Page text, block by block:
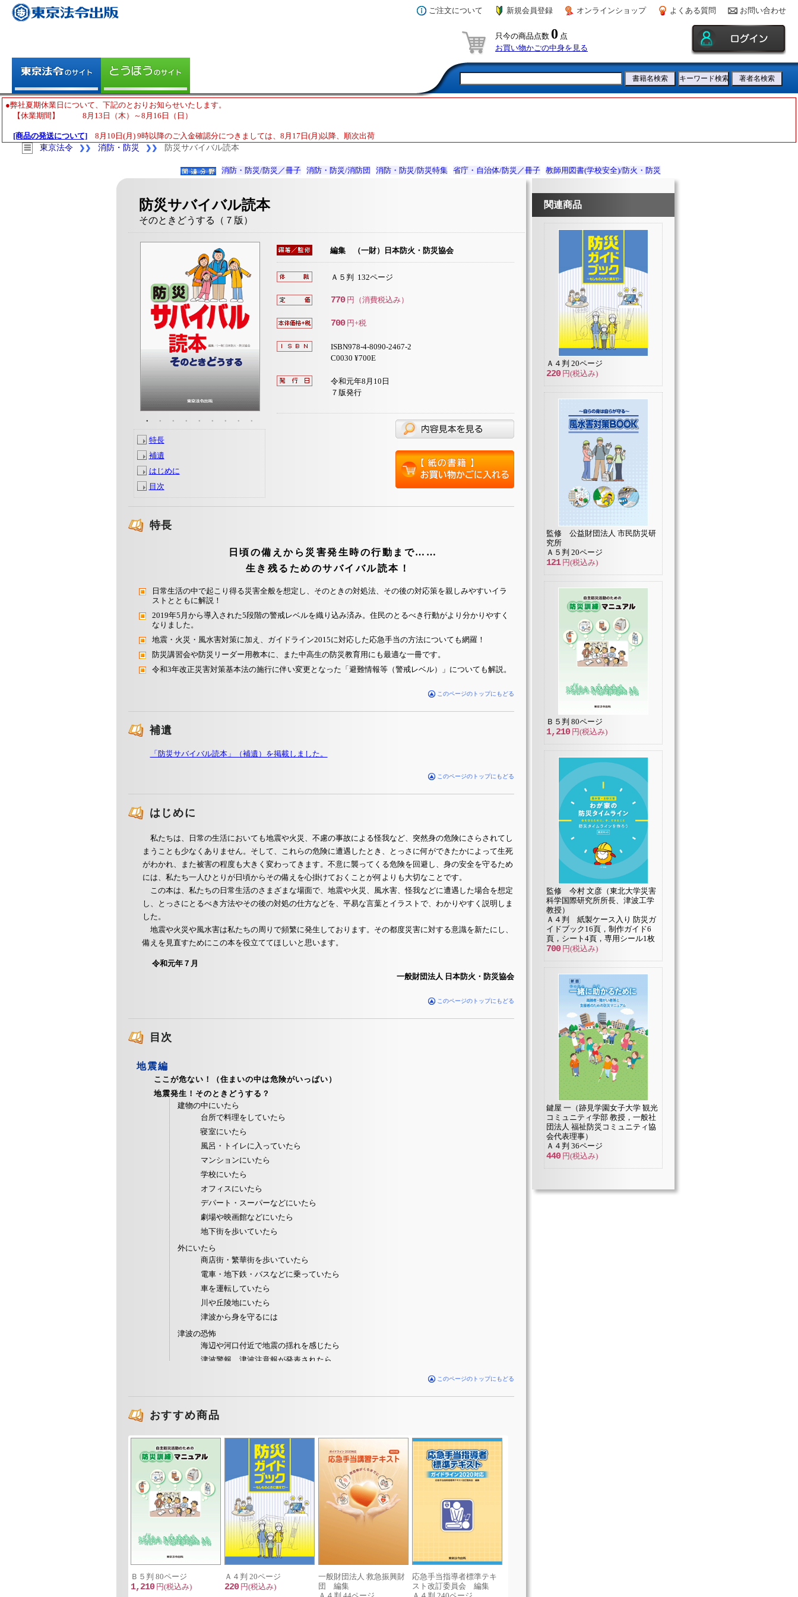
ご注文について 新規会員登録 オンラインショップ よくある質問 お問い合わせ
只今の商品点数 0 点
お買い物かごの中身を見る
●弊社夏期休業日について、下記のとおりお知らせいたします。
【休業期間】 8月13日（木）～8月16日（日）
[商品の発送について] 8月10日(月) 9時以降のご入金確認分につきましては、8月17日(月)以降、順次出荷
☰ 東京法令 ❯❯ 消防・防災 ❯❯ 防災サバイバル読本
消防・防災/防災／冊子 消防・防災/消防団 消防・防災/防災特集 省庁・自治体/防災／冊子 教師用図書(学校安全)/防火・防災
防災サバイバル読本
そのときどうする（７版）
【 内容見本 】
【 内容見本 】
【 内容見本 】
【 内容見本 】
【 内容見本 】
【 内容見本 】
【 内容見本 】
【 内容見本 】
特長
補遺
はじめに
目次
編集 （一財）日本防火・防災協会
Ａ５判 132ページ
770円（消費税込み）
700円+税
ISBN978-4-8090-2467-2
C0030 ¥700E
令和元年8月10日
７版発行
特長
日頃の備えから災害発生時の行動まで……
生き残るためのサバイバル読本！
日常生活の中で起こり得る災害全般を想定し、そのときの対処法、その後の対応策を親しみやすいイラ
ストとともに解説！
2019年5月から導入された5段階の警戒レベルを織り込み済み。住民のとるべき行動がより分かりやすく
なりました。
地震・火災・風水害対策に加え、ガイドライン2015に対応した応急手当の方法についても網羅！
防災講習会や防災リーダー用教本に、また中高生の防災教育用にも最適な一冊です。
令和3年改正災害対策基本法の施行に伴い変更となった「避難情報等（警戒レベル）」についても解説。
このページのトップにもどる
補遺
「防災サバイバル読本」（補遺）を掲載しました。
このページのトップにもどる
はじめに
私たちは、日常の生活においても地震や火災、不慮の事故による怪我など、突然身の危険にさらされてし
まうことも少なくありません。そして、これらの危険に遭遇したとき、とっさに何ができたかによって生死
がわかれ、また被害の程度も大きく変わってきます。不意に襲ってくる危険を回避し、身の安全を守るため
には、私たち一人ひとりが日頃からその備えを心掛けておくことが何よりも大切なことです。
この本は、私たちの日常生活のさまざまな場面で、地震や火災、風水害、怪我などに遭遇した場合を想定
し、とっさにとるべき方法やその後の対処の仕方などを、平易な言葉とイラストで、わかりやすく説明しま
した。
地震や火災や風水害は私たちの周りで頻繁に発生しております。その都度災害に対する意識を新たにし、
備えを見直すためにこの本を役立ててほしいと思います。
令和元年７月
一般財団法人 日本防火・防災協会
このページのトップにもどる
目次
地震編
ここが危ない！（住まいの中は危険がいっぱい）
地震発生！そのときどうする？
建物の中にいたら
台所で料理をしていたら
寝室にいたら
風呂・トイレに入っていたら
マンションにいたら
学校にいたら
オフィスにいたら
デパート・スーパーなどにいたら
劇場や映画館などにいたら
地下街を歩いていたら
外にいたら
商店街・繁華街を歩いていたら
電車・地下鉄・バスなどに乗っていたら
車を運転していたら
川や丘陵地にいたら
津波から身を守るには
津波の恐怖
海辺や河口付近で地震の揺れを感じたら
津波警報、津波注意報が発表されたら
地震発生！その後どうする？
建物が倒れる！
火災が起きる！
もし、火災になったら
地域ぐるみで消火しよう
火災を消し止める
避難するときの心得
ライフラインが止まる！
電気が止まったら
ガスが止まったら
水道が止まったら
交通が止まったら
通信手段を確保しよう
このページのトップにもどる
おすすめ商品
Ｂ５判 80ページ
1,210円(税込み)
Ａ４判 20ページ
220円(税込み)
一般財団法人 救急振興財
団 編集
応急手当指導者標準テキ
スト改訂委員会 編集
関連商品
Ａ４判 20ページ
220円(税込み)
監修 公益財団法人 市民防災研
究所
Ａ５判 20ページ
121円(税込み)
Ｂ５判 80ページ
1,210円(税込み)
監修 今村 文彦（東北大学災害
科学国際研究所所長、津波工学
教授）
Ａ４判 紙製ケース入り 防災ガ
イドブック16頁，制作ガイド6
頁，シート4頁，専用シール1枚
700円(税込み)
鍵屋 一（跡見学園女子大学 観光
コミュニティ学部 教授，一般社
団法人 福祉防災コミュニティ協
会代表理事）
Ａ４判 36ページ
440円(税込み)